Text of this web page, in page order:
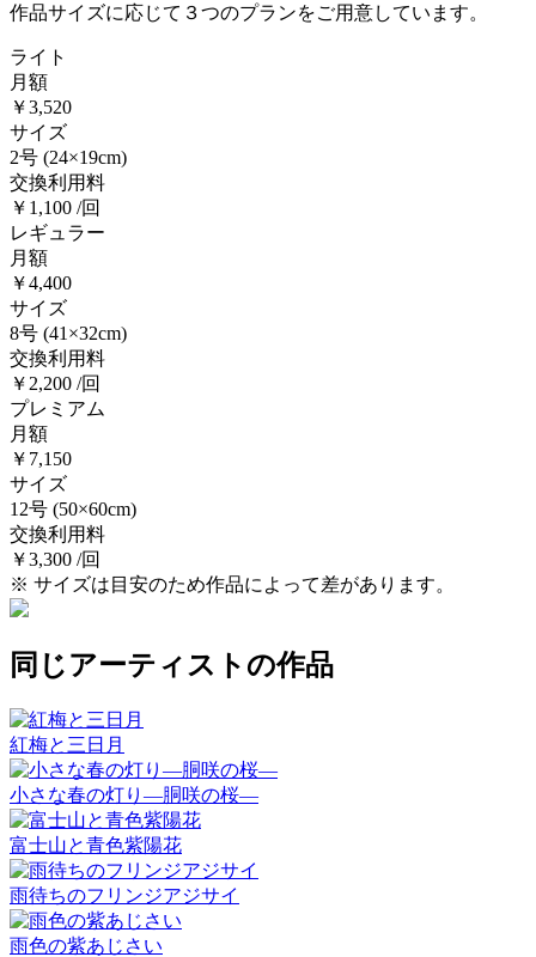
作品サイズに応じて３つのプランをご用意しています。
ライト
月額
￥3,520
サイズ
2号 (24×19cm)
交換利用料
￥1,100 /回
レギュラー
月額
￥4,400
サイズ
8号 (41×32cm)
交換利用料
￥2,200 /回
プレミアム
月額
￥7,150
サイズ
12号 (50×60cm)
交換利用料
￥3,300 /回
※ サイズは目安のため作品によって差があります。
同じアーティストの作品
紅梅と三日月
小さな春の灯り―胴咲の桜―
富士山と青色紫陽花
雨待ちのフリンジアジサイ
雨色の紫あじさい